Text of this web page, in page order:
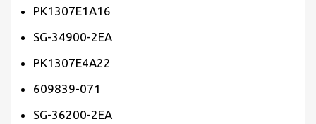
PK1307E1A16
SG-34900-2EA
PK1307E4A22
609839-071
SG-36200-2EA